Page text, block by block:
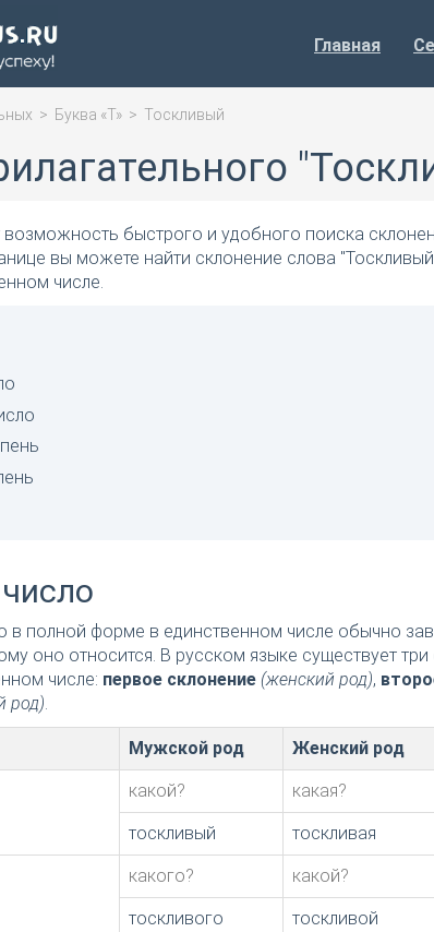
Главная
> Буква «Т» > Тоскливый
быстрого и удобного поиска
вы можете найти склонение слова
числе.
в полной форме в единственном числе обычно
оно относится. В русском языке существует
числе: первое склонение (женский род),
род).
Мужской род Женский род
какой? какая?
тоскливый тоскливая
какого? какой?
тоскливого тоскливой